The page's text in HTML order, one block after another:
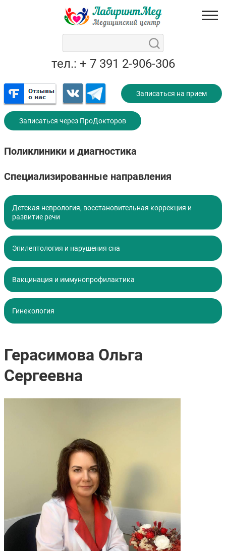
тел.: + 7 391 2-906-306
Записаться на прием
Записаться через ПроДокторов
Поликлиники и диагностика
Специализированные направления
Детская неврология, восстановительная коррекция и
развитие речи
Эпилептология и нарушения сна
Вакцинация и иммунопрофилактика
Гинекология
Герасимова Ольга
Сергеевна